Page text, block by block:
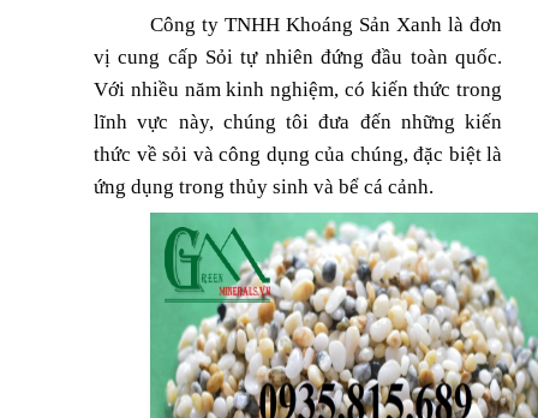
Công ty TNHH Khoáng Sản Xanh là đơn
vị cung cấp Sỏi tự nhiên đứng đầu toàn quốc.
Với nhiều năm kinh nghiệm, có kiến thức trong
lĩnh vực này, chúng tôi đưa đến những kiến
thức về sỏi và công dụng của chúng, đặc biệt là
ứng dụng trong thủy sinh và bể cá cảnh.